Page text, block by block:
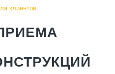
клиентов